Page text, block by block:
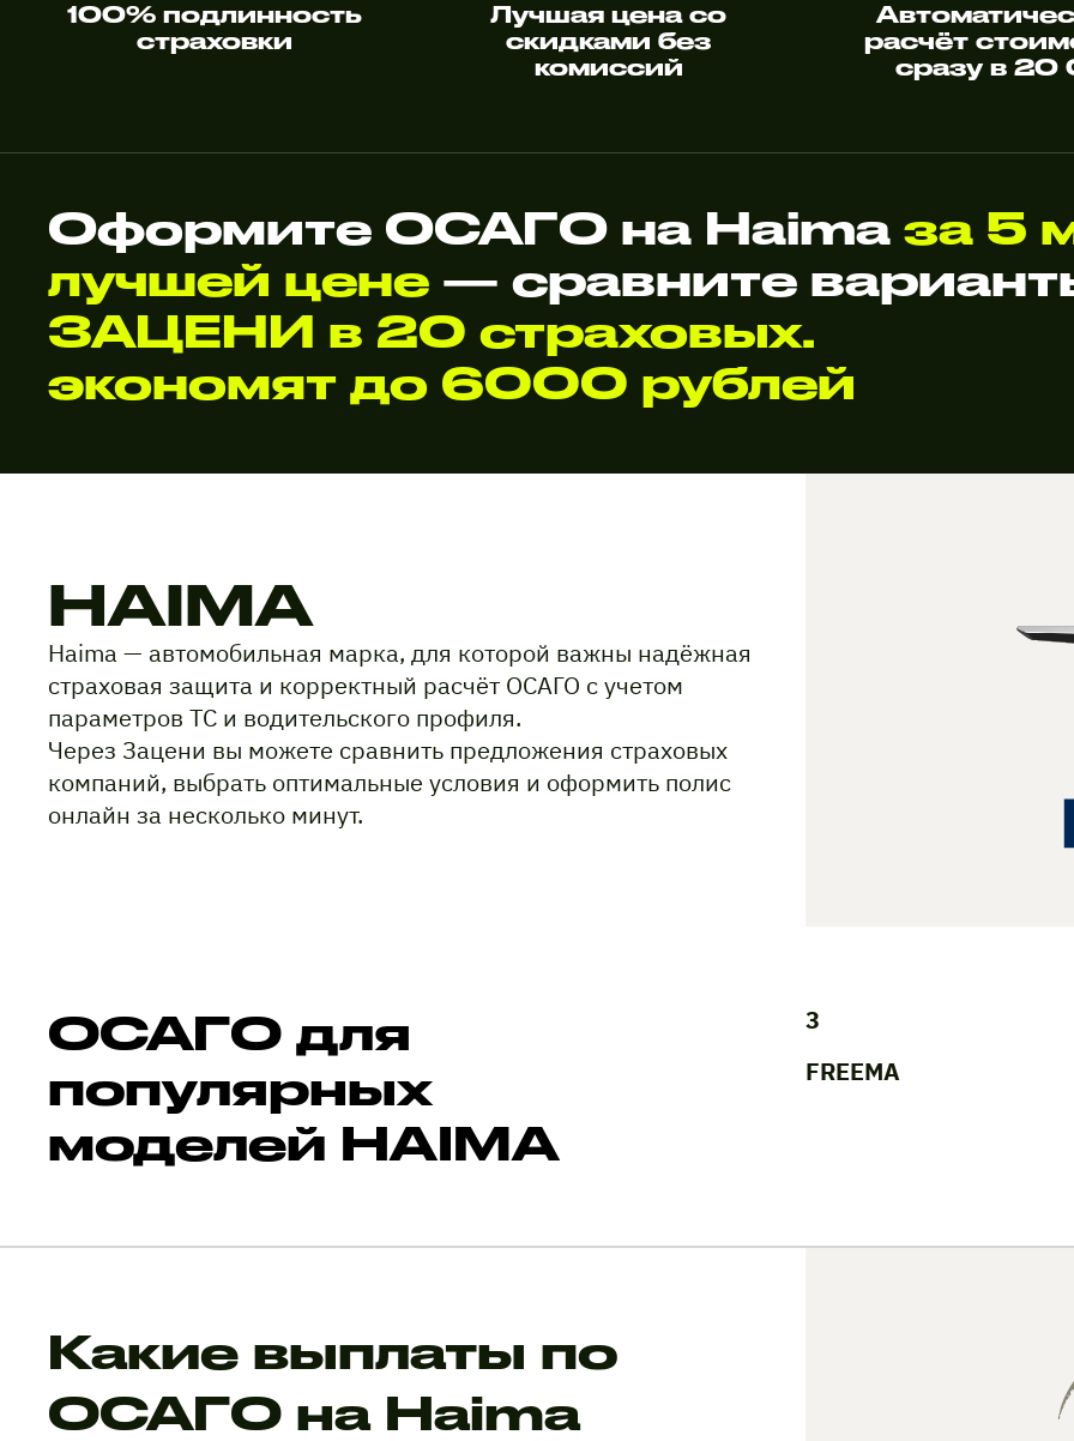
100% подлинность
страховки
Лучшая цена со
скидками без
комиссий
расчёт
сразу в 20
Оформите ОСАГО на Haima за 5
лучшей цене — сравните
ЗАЦЕНИ в 20 страховых.
экономят до 6000 рублей
HAIMA
Haima — автомобильная марка, для которой важны надёжная
страховая защита и корректный расчёт ОСАГО с учетом
параметров ТС и водительского профиля.
Через Зацени вы можете сравнить предложения страховых
компаний, выбрать оптимальные условия и оформить полис
онлайн за несколько минут.
ОСАГО для
популярных
моделей HAIMA
3
FREEMA
Какие выплаты по
ОСАГО на Haima